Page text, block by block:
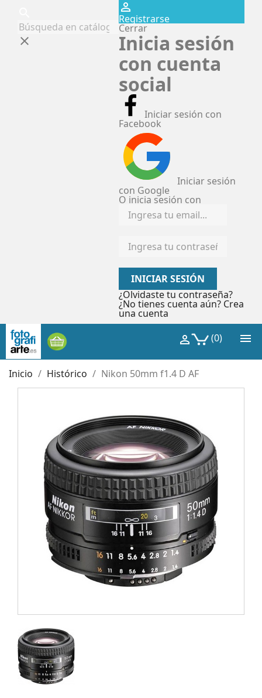
clear
perm_identity
Registrarse
Cerrar
Inicia sesión
con cuenta
social
Iniciar sesión con
Facebook
Iniciar sesión
con Google
O inicia sesión con
INICIAR SESIÓN
¿Olvidaste tu contraseña?
¿No tienes cuenta aún? Crea
una cuenta

(0)

Inicio Histórico Nikon 50mm f1.4 D AF